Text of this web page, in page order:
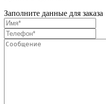
Заполните данные для заказа